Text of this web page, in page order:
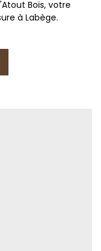
Bois, votre
à Labège.